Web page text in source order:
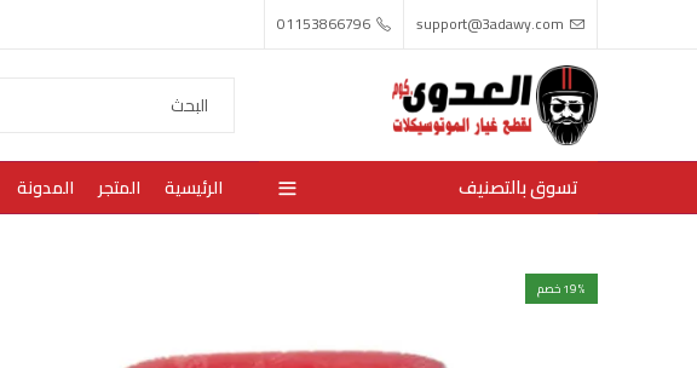
support@3adawy.com
01153866796
تسوق بالتصنيف الرئيسية المتجر المدونة
19% خصم